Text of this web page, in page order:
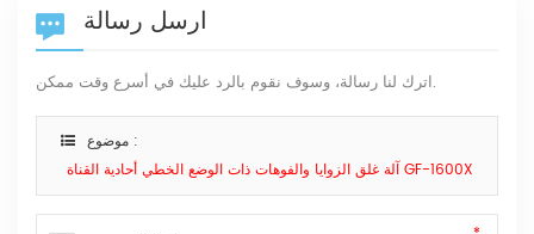
ارسل رسالة
اترك لنا رسالة، وسوف نقوم بالرد عليك في أسرع وقت ممكن.
موضوع :
آلة غلق الزوايا والفوهات ذات الوضع الخطي أحادية القناة GF-1600X